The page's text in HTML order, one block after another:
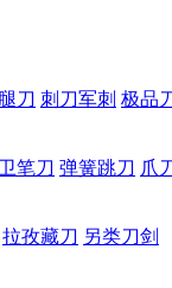
刀 刺刀军刺 极品
笔刀 弹簧跳刀 爪
拉孜藏刀 另类刀剑